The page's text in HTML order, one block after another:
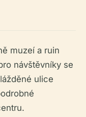
muzeí a ruin
návštěvníky se
ulice